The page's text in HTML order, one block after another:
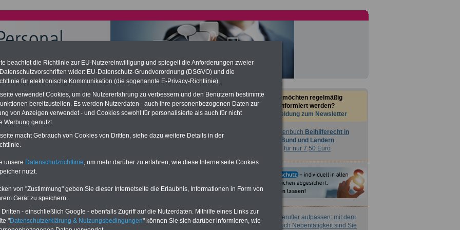
für Telekombeamte (auch im Ruhestand); geringe
hat die Berliner Landesbesoldung für verfassungs-
(Berlin muss bis
März 2027 eine Neuregelung der Besoldung
Auch beim Bund (Beamte & Ruhestandsbeamte) gibt es teilweise
(Medienberichten zufolge liegt diese füralle (!) Beamte-
der Telekom - zwischen
der Bundesregierung vorgelegt wird (im 2. Quartal.2026
zur (Vor)Bestellung der Broschüre
für Telekompersonal: Personaldecke zu dünn
Zehn OnlineBücher & eBooks für den Öffentlichen Dienst /
Sie möchten regelmäßig
informiert werden?
Anmeldung zum Newsletter
Taschenbuch Beihilferecht in
Bund und Ländern
für nur 7,50 Euro
Nebenberufler aufpassen: mit dem
OnlineBuch Nebentätigkeit sind Sie
beachtet die Richtlinie zur EU-Nutzereinwilligung und spiegelt die Anforderungen zweier
wider: EU-Datenschutz-Grundverordnung (DSGVO) und die
für elektronische Kommunikation (die sogenannte E-Privacy-Richtlinie).
verwendet Cookies, um die Nutzererfahrung zu verbessern und den Benutzern bestimmte
bereitzustellen. Es werden Nutzerdaten - auch ihre personenbezogenen Daten zur
von Anzeigen verwendet - und Cookies sowohl für personalisierte als auch für nicht
Werbung genutzt.
macht Gebrauch von Cookies von Dritten, siehe dazu weitere Details in der
unsere Datenschutzrichtlinie, um mehr darüber zu erfahren, wie diese Internetseite Cookies
nutzt.
von "Zustimmung" geben Sie dieser Internetseite die Erlaubnis, Informationen in Form von
Gerät zu speichern.
- einschließlich Google - ebenfalls Zugriff auf die Nutzerdaten. Mithilfe eines Links zur
"Datenschutzerklärung & Nutzungsbedingungen" können Sie sich darüber informieren, wie